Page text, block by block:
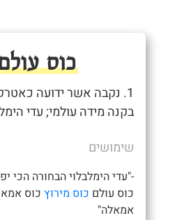
כוס
1. נקבה אשר ידועה
בקנה מידה עולמי; עדי
שימושים
-"עדי הימלבלוי הבחורה הכי
כוס עולם כוס מירוץ כוס
אמאלה"